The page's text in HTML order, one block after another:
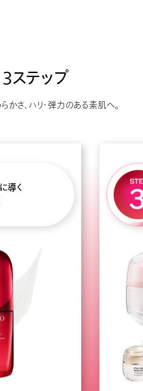
ステップ
かさ、ハリ・弾力のある素肌へ。
導く